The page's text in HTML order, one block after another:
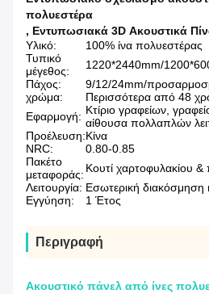
πολυεστέρα
, Εντυπωσιακά 3D Ακουστικά
Υλικό:
100% ίνα πολυεστέρας
Τυπικό
μέγεθος:
1220*2440mm/
Πάχος:
9/12/24mm/
χρώμα:
Περισσότερα από 48
Εφαρμογή: Κτίριο γραφείων,
αίθουσα πολλαπλών
Προέλευση:Κίνα
NRC:
0.80-0.85
Πακέτο
μεταφοράς: Κουτί χαρτοφυλακίου
Λειτουργία: Εσωτερική
Εγγύηση:
1 Έτος
Περιγραφή
Ακουστικό πάνελ από ίνες